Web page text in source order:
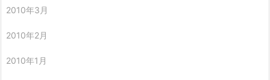
2010年3月
2010年2月
2010年1月